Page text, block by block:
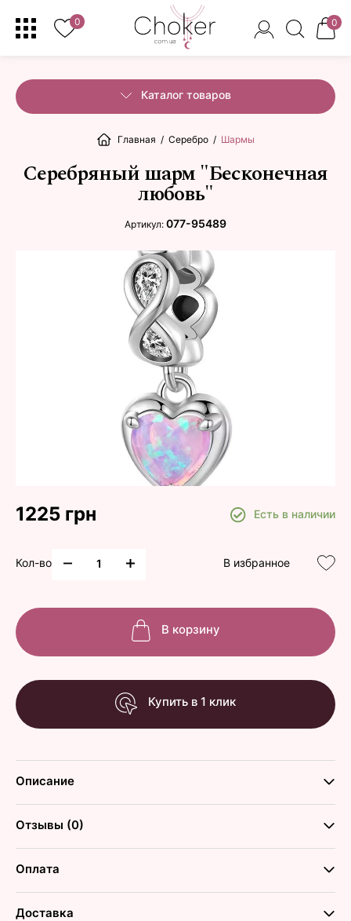
0 0
Каталог товаров
Главная / Серебро / Шармы
Серебряный шарм "Бесконечная
любовь"
Артикул: 077-95489
1225 грн Есть в наличии
Кол-во В избранное
В корзину
Купить в 1 клик
Описание
Отзывы (0)
Оплата
Доставка